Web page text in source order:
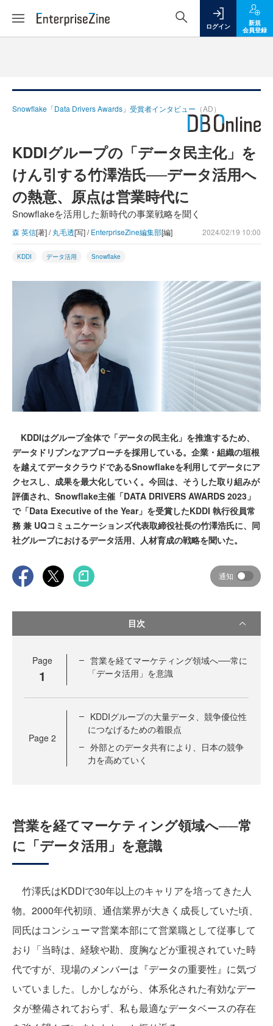
ログイン
新規
会員登録
Snowflake「Data Drivers Awards」受賞者インタビュー （AD）
KDDIグループの「データ民主化」を
けん引する竹澤浩氏──データ活用へ
の熱意、原点は営業時代に
Snowflakeを活用した新時代の事業戦略を聞く
森 英信[著] /丸毛透[写] /EnterpriseZine編集部[編] 2024/02/19 10:00
KDDI データ活用 Snowflake
KDDIはグループ全体で「データの民主化」を推進するため、
データドリブンなアプローチを採用している。企業・組織の垣根
を越えてデータクラウドであるSnowflakeを利用してデータにア
クセスし、成果を最大化していく。今回は、そうした取り組みが
評価され、Snowflake主催「DATA DRIVERS AWARDS 2023」
で「Data Executive of the Year」を受賞したKDDI 執行役員常
務 兼 UQコミュニケーションズ代表取締役社長の竹澤浩氏に、同
社グループにおけるデータ活用、人材育成の戦略を聞いた。
通知
目次
Page
1
営業を経てマーケティング領域へ──常に
「データ活用」を意識
Page 2
KDDIグループの大量データ、競争優位性
につなげるための着眼点
外部とのデータ共有により、日本の競争
力を高めていく
営業を経てマーケティング領域へ──常
に「データ活用」を意識
竹澤氏はKDDIで30年以上のキャリアを培ってきた人
物。2000年代初頭、通信業界が大きく成長していた頃、
同氏はコンシューマ営業本部にて営業職として従事して
おり「当時は、経験や勘、度胸などが重視されていた時
代ですが、現場のメンバーは『データの重要性』に気づ
いていました。しかしながら、体系化された有効なデー
タが整備されておらず、私も最適なデータベースの存在